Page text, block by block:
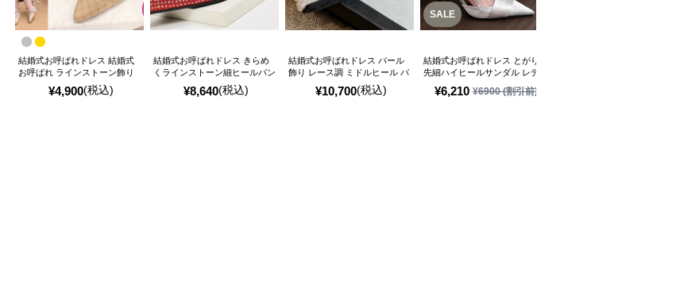
¥4,900(税込)
結婚式お呼ばれドレス 結婚式
お呼ばれ ラインストーン飾り
ポインテッドトゥ サンダル
¥8,640(税込)
結婚式お呼ばれドレス きらめ
くラインストーン細ヒールパン
¥10,700(税込)
結婚式お呼ばれドレス パール
飾り レース調 ミドルヒール パ
SALE
¥6,210 ¥6900(割引前)
結婚式お呼ばれドレス とがり
先細ハイヒールサンダル レデ